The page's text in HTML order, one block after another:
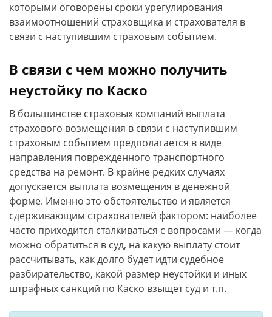
которыми оговорены сроки урегулирования
взаимоотношений страховщика и страхователя в
связи с наступившим страховым событием.
В связи с чем можно получить
неустойку по Каско
В большинстве страховых компаний выплата
страхового возмещения в связи с наступившим
страховым событием предполагается в виде
направления поврежденного транспортного
средства на ремонт. В крайне редких случаях
допускается выплата возмещения в денежной
форме. Именно это обстоятельство и является
сдерживающим страхователей фактором: наиболее
часто приходится сталкиваться с вопросами — когда
можно обратиться в суд, на какую выплату стоит
рассчитывать, как долго будет идти судебное
разбирательство, какой размер неустойки и иных
штрафных санкций по Каско взыщет суд и т.п.